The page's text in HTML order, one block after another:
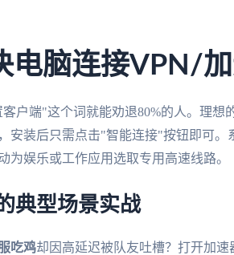
电脑连接VPN/
户端"这个词就能劝退80%的人。理想
安装后只需点击"智能连接"按钮即可
为娱乐或工作应用选取专用高速线路。
典型场景实战
吃鸡却因高延迟被队友吐槽？打开加